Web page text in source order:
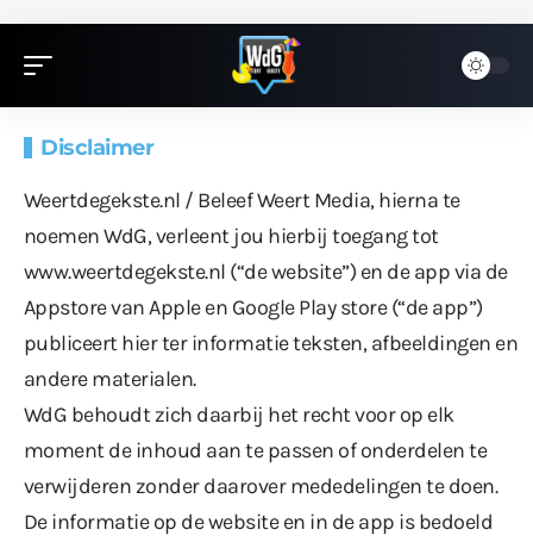
Disclaimer
Weertdegekste.nl / Beleef Weert Media, hierna te
noemen WdG, verleent jou hierbij toegang tot
www.weertdegekste.nl (“de website”) en de app via de
Appstore van Apple en Google Play store (“de app”)
publiceert hier ter informatie teksten, afbeeldingen en
andere materialen.
WdG behoudt zich daarbij het recht voor op elk
moment de inhoud aan te passen of onderdelen te
verwijderen zonder daarover mededelingen te doen.
De informatie op de website en in de app is bedoeld